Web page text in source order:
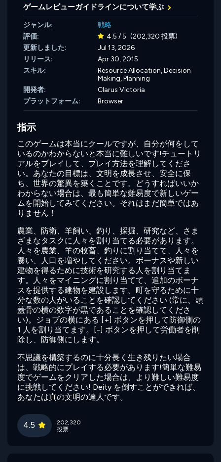
ゲームレビューガイドラインについて学ぶ
ジャンル:
戦略
評価:
4.5 / 5 (202,320 投票)
更新しました:
Jul 13, 2026
リリース:
Apr 30, 2015
スキル:
Resource Allocation,Decision
Making,Planning
開発者:
Clarus Victoria
プラットフォーム:
Browser
指示
このゲームは本当にクールですが、自分が何をして
いるのかわからないと本当に難しいです!チュートリ
アルをプレイして、プレイ方法を理解してくださ
い。あなたの目標は、文明を成長させ、安全に保
ち、世界の驚異を築くことです。どうすればいいか
わからない場合は、最も簡単な難易度で新しいゲー
ムを開始してみてください。それはまだ簡単ではあ
りません！
農業、防衛、羊飼い、釣り、採掘、研究など、さま
ざまなタスクに人々を割り当てる必要があります。
人々を農業、羊の牧畜、釣りに割り当てて、人々を
養い、人口を増やしてください。ボーナスや新しい
建物を得るために技術を研究する人を割り当てま
す。人々をマイニングに割り当てて、追加のボーナ
スを提供する建物を建設します。町を守るために十
分な数の人がいることを確認してください (常に、頭
蓋骨の横の数字が黒であることを確認してくださ
い)。ジョブの横にある [+] ボタンを押して防御側の
1 人を割り当てます。[-] ボタンを押して労働者を削
除し、防御側にします。
不思議を構築するのに十分長く生き残りたい場合
は、戦略的にプレイする必要があります!簡単な難易
度でゲームをクリアした場合は、より難しい難易度
に挑戦してください! Deity を倒すことができれば、
あなたは真の文明の達人です。
4.5
202,320
投票